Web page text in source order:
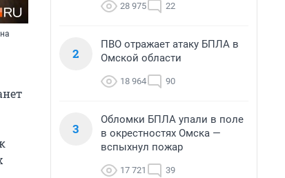
28 975 22
2
ПВО отражает атаку БПЛА в
Омской области
18 964 90
3
Обломки БПЛА упали в поле
в окрестностях Омска —
вспыхнул пожар
17 721 39